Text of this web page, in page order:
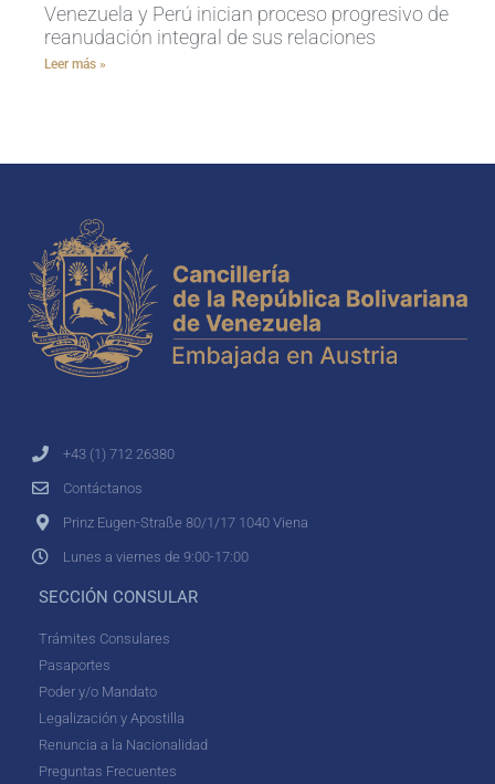
Venezuela y Perú inician proceso progresivo de
reanudación integral de sus relaciones
Leer más »
+43 (1) 712 26380
Contáctanos
Prinz Eugen-Straße 80/1/17 1040 Viena
Lunes a viernes de 9:00-17:00
SECCIÓN CONSULAR
Trámites Consulares
Pasaportes
Poder y/o Mandato
Legalización y Apostilla
Renuncia a la Nacionalidad
Preguntas Frecuentes